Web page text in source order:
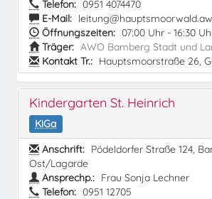
Telefon: 0951 4074470
E-Mail:
Öffnungszeiten: 07:00 Uhr - 16:30
Träger: AWO Bamberg Stadt und
Kontakt Tr.: Hauptsmoorstraße 26,
Kindergarten St. Heinrich
KiGa
Anschrift: Pödeldorfer Straße 124,
Ost/Lagarde
Ansprechp.: Frau Sonja Lechner
Telefon: 0951 12705